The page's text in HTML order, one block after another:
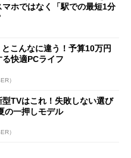
ホではなく「駅での最短1分
とこんなに違う！予算10万円
快適PCライフ
）
型TVはこれ！失敗しない選び
の一押しモデル
）